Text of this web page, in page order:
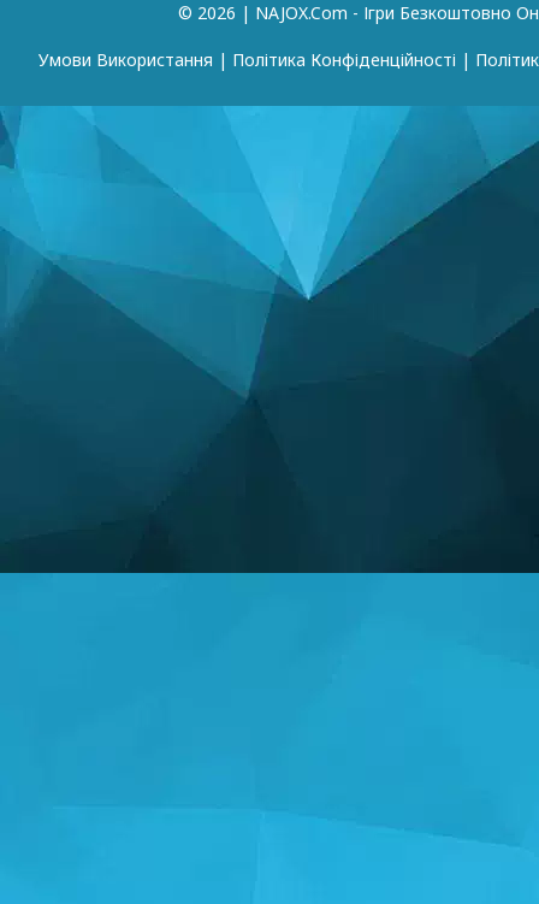
© 2026 | NAJOX.com - Ігри Безкоштовно
Умови Використання | Політика Конфіденційності |